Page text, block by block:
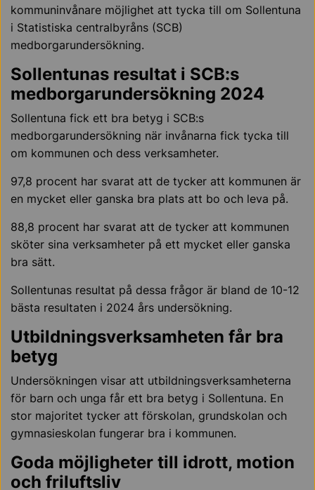
kommuninvånare möjlighet att tycka till om Sollentuna
i Statistiska centralbyråns (SCB)
medborgarundersökning.
Sollentunas resultat i SCB:s
medborgarundersökning 2024
Sollentuna fick ett bra betyg i SCB:s
medborgarundersökning när invånarna fick tycka till
om kommunen och dess verksamheter.
97,8 procent har svarat att de tycker att kommunen är
en mycket eller ganska bra plats att bo och leva på.
88,8 procent har svarat att de tycker att kommunen
sköter sina verksamheter på ett mycket eller ganska
bra sätt.
Sollentunas resultat på dessa frågor är bland de 10-12
bästa resultaten i 2024 års undersökning.
Utbildningsverksamheten får bra
betyg
Undersökningen visar att utbildningsverksamheterna
för barn och unga får ett bra betyg i Sollentuna. En
stor majoritet tycker att förskolan, grundskolan och
gymnasieskolan fungerar bra i kommunen.
Goda möjligheter till idrott, motion
och friluftsliv